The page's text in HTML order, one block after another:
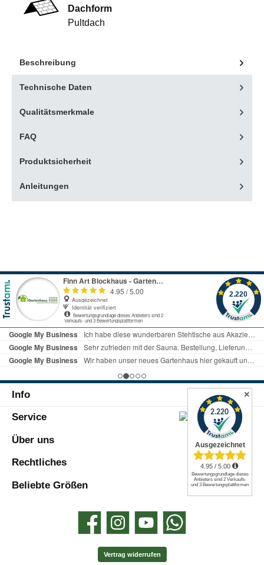
Dachform
Pultdach
Beschreibung
Technische Daten
Qualitätsmerkmale
FAQ
Produktsicherheit
Anleitungen
Info
Service
Über uns
Rechtliches
Beliebte Größen
Facebook Instagram YouTube WhatsApp
Vertrag widerrufen
✕